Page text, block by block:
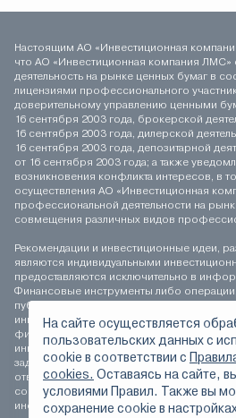
Настоящим АО «Инвестиционная
что АО «Инвестиционная компания ЛМС»
деятельность на рынке ценных бумаг в
лицензиями профессионального
доверительному управлению ценными
16 сентября 2003 года, брокерской
16 сентября 2003 года, дилерской
16 сентября 2003 года, депозитарной
от 16 сентября 2003 года; а также
возникновения конфликта интересов, в
осуществления АО «Инвестиционная
профессиональной деятельности на
совмещения различных видов
Рекомендации и инвестиционные идеи,
являются индивидуальными
предоставляются исключительно в
Финансовые инструменты либо
публикуемых материалах, могут не
инвестиционному профилю. Определение
финансового инструмента либо
инвестиционному горизонту и
задачей инвестора. АО «Инвестиционная
ответственности за возможные убытки
совершения операций, либо
инструменты, упомянутые на сайте и в
На сайте осуществляется
пользовательских данных с
сookie в соответствии с
cookies. Оставаясь на сайте,
условиями Правил. Также вы
сохранение сookie в